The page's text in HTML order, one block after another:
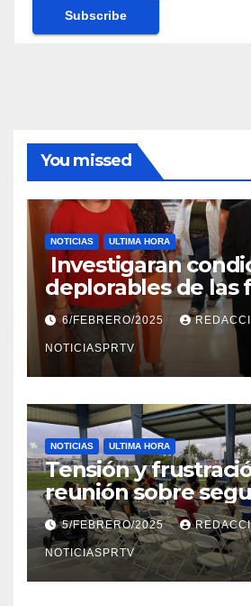
You missed
NOTICIAS ULTIMA HORA
Investigaran
deplorables de las
el Departamento
en Mayagüez
6/FEBRERO/2025
NOTICIASPRTV
NOTICIAS ULTIMA HORA
Tensión y
reunión sobre
Reparto
5/FEBRERO/2025
NOTICIASPRTV